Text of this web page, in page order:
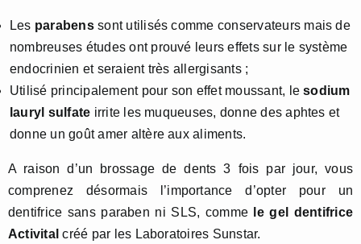
Les parabenssont utilisés comme conservateurs mais de
nombreuses études ont prouvé leurs effets sur le système
endocrinien et seraient très allergisants ;
Utilisé principalement pour son effet moussant, lesodium
lauryl sulfate irrite les muqueuses, donne des aphtes et
donne un goût amer altère aux aliments.
A raison d’un brossage de dents 3 fois par jour, vous
comprenez désormais l’importance d’opter pour un
dentifrice sans paraben ni SLS, comme le gel dentifrice
Activitalcréé par les Laboratoires Sunstar.